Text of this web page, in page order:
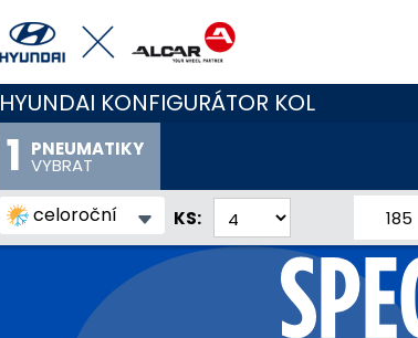
HYUNDAI KONFIGURÁTOR KOL
PNEUMATIKY
VYBRAT
celoroční KS: